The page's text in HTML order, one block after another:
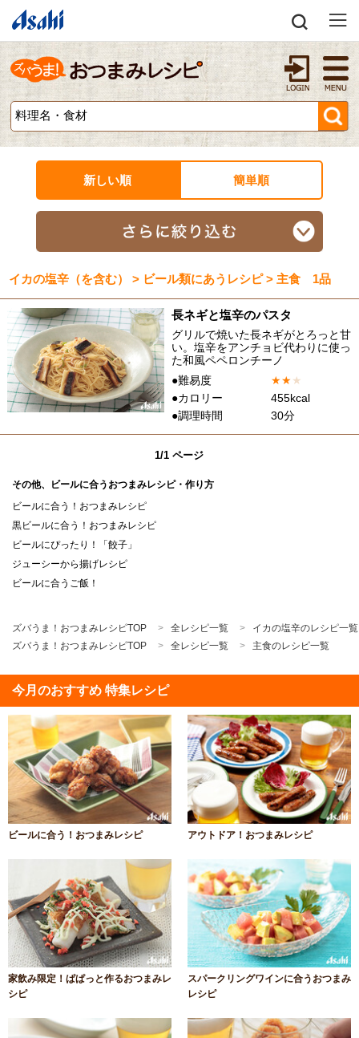
新しい順 簡単順
イカの塩辛（を含む） > ビール類にあうレシピ > 主食 1品
長ネギと塩辛のパスタ
グリルで焼いた長ネギがとろっと甘
い。塩辛をアンチョビ代わりに使っ
た和風ペペロンチーノ
●難易度
★★★
●カロリー
455kcal
●調理時間
30分
1/1 ページ
その他、ビールに合うおつまみレシピ・作り方
ビールに合う！おつまみレシピ
黒ビールに合う！おつまみレシピ
ビールにぴったり！「餃子」
ジューシーから揚げレシピ
ビールに合うご飯！
ズバうま！おつまみレシピTOP 全レシピ一覧
イカの塩辛のレシピ一覧
ズバうま！おつまみレシピTOP
全レシピ一覧 主食のレシピ一覧
今月のおすすめ 特集レシピ
ビールに合う！おつまみレシピ アウトドア！おつまみレシピ
家飲み限定！ぱぱっと作るおつまみレ
シピ
スパークリングワインに合うおつまみ
レシピ